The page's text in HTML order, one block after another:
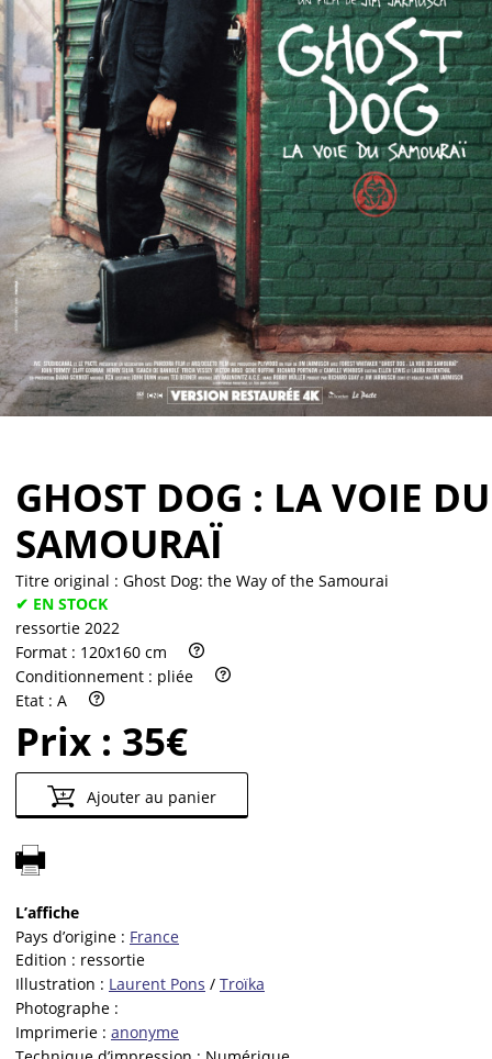
Vendre
GHOST DOG : LA VOIE DU
SAMOURAÏ
Titre original : Ghost Dog: the Way of the Samourai
✔ EN STOCK
ressortie 2022
Format : 120x160 cm
Conditionnement : pliée
Etat : A
Prix : 35€
Ajouter au panier
L’affiche
Pays d’origine : France
Edition : ressortie
Illustration : Laurent Pons / Troïka
Photographe :
Imprimerie : anonyme